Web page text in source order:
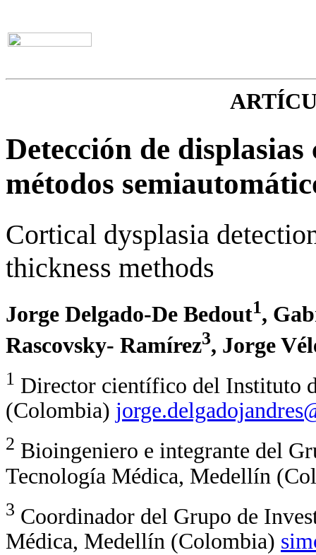
Detección de
métodos
Cortical dysplasia
thickness methods
Jorge Delgado-De Bedout1,
Rascovsky- Ramírez3, Jorge
1 Director científico del Instituto
(Colombia)
2 Bioingeniero e integrante del
Tecnología Médica, Medellín
3 Coordinador del Grupo de
Médica, Medellín (Colombia)